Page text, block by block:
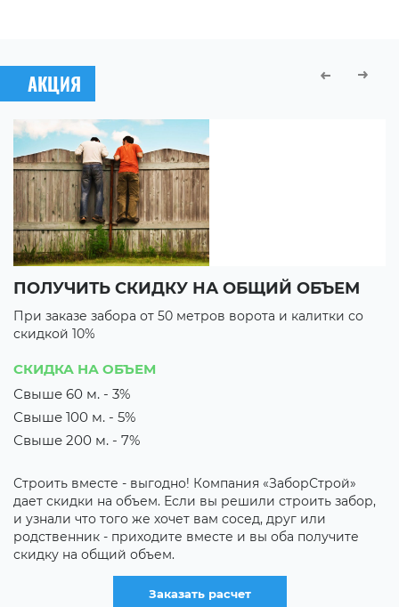
АКЦИЯ
ПОЛУЧИТЬ СКИДКУ НА ОБЩИЙ ОБЪЕМ
При заказе забора от 50 метров ворота и калитки со
скидкой 10%
СКИДКА НА ОБЪЕМ
Свыше 60 м. - 3%
Свыше 100 м. - 5%
Свыше 200 м. - 7%
Строить вместе - выгодно! Компания «ЗаборСтрой»
дает скидки на объем. Если вы решили строить забор,
и узнали что того же хочет вам сосед, друг или
родственник - приходите вместе и вы оба получите
скидку на общий объем.
Заказать расчет